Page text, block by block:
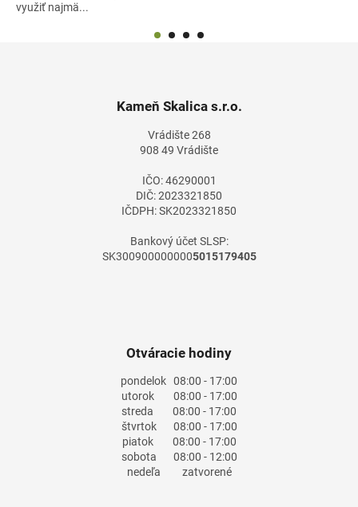
využiť najmä...
Kameň Skalica s.r.o.
Vrádište 268
908 49 Vrádište
IČO: 46290001
DIČ: 2023321850
IČDPH: SK2023321850
Bankový účet SLSP:
SK3009000000005015179405
Otváracie hodiny
pondelok 08:00 - 17:00
utorok08:00 - 17:00
streda 08:00 - 17:00
štvrtok08:00 - 17:00
piatok08:00 - 17:00
sobota 08:00 - 12:00
nedeľa zatvorené